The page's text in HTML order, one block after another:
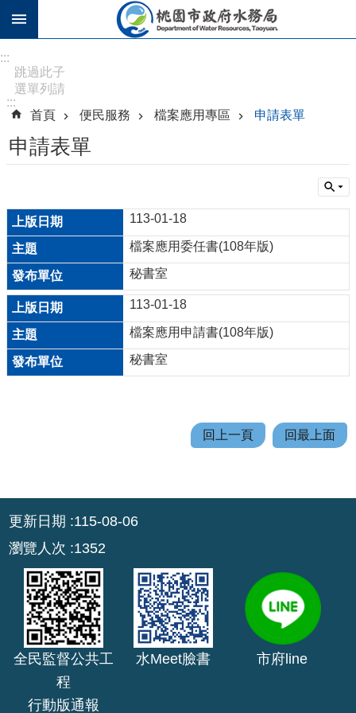
跳到主要內容區塊
階
搜
尋
公
告
認
識
水
務
機
資
訊
政
:::
跳過此子
選單列請
[Enter]，
繼續則按
[Tab]
:::
首頁
便民服務 檔案應用專區 申請表單
申請表單
113-01-18
檔案應用委任書(108年版)
秘書室
113-01-18
檔案應用申請書(108年版)
秘書室
回上一頁 回最上面
更新日期
115-08-06
瀏覽人次
1352
全民監督公共工
程
行動版通報
水Meet臉書 市府line